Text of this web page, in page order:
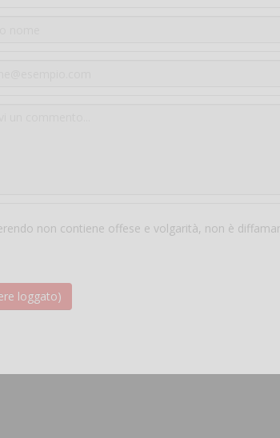
non contiene offese e volgarità, non è